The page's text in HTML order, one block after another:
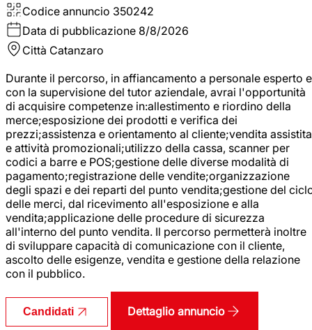
Codice annuncio 350242
Data di pubblicazione 8/8/2026
Città Catanzaro
Durante il percorso, in affiancamento a personale esperto e
con la supervisione del tutor aziendale, avrai l'opportunità
di acquisire competenze in:allestimento e riordino della
merce;esposizione dei prodotti e verifica dei
prezzi;assistenza e orientamento al cliente;vendita assistita
e attività promozionali;utilizzo della cassa, scanner per
codici a barre e POS;gestione delle diverse modalità di
pagamento;registrazione delle vendite;organizzazione
degli spazi e dei reparti del punto vendita;gestione del
delle merci, dal ricevimento all'esposizione e alla
vendita;applicazione delle procedure di sicurezza
all'interno del punto vendita. Il percorso permetterà inoltre
di sviluppare capacità di comunicazione con il cliente,
ascolto delle esigenze, vendita e gestione della relazione
con il pubblico.
Candidati Dettaglio annuncio